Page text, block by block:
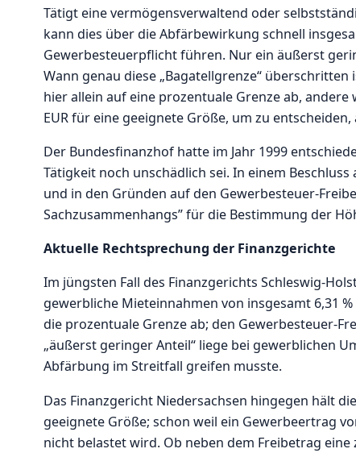
Tätigt eine vermögensverwaltend oder
kann dies über die Abfärbewirkung schnell
Gewerbesteuerpflicht führen. Nur ein äußerst
Wann genau diese „Bagatellgrenze“
hier allein auf eine prozentuale Grenze ab,
EUR für eine geeignete Größe, um zu
Der Bundesfinanzhof hatte im Jahr 1999
Tätigkeit noch unschädlich sei. In einem
und in den Gründen auf den Gewerbesteuer-
Sachzusammenhangs” für die Bestimmung der
Aktuelle Rechtsprechung der Finanzgerichte
Im jüngsten Fall des Finanzgerichts Schleswig-
gewerbliche Mieteinnahmen von insgesamt 6,31
die prozentuale Grenze ab; den Gewerbesteuer-
„äußerst geringer Anteil“ liege bei gewerblichen
Abfärbung im Streitfall greifen musste.
Das Finanzgericht Niedersachsen hingegen hält
geeignete Größe; schon weil ein Gewerbeertrag
nicht belastet wird. Ob neben dem Freibetrag